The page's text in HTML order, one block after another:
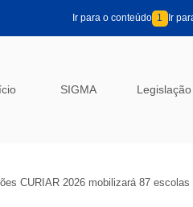
Ir para o conteúdo 1 Ir
SIGMA Legislação
CURIAR 2026 mobilizará 87